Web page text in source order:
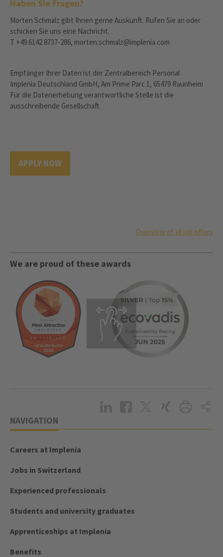
Haben Sie Fragen?
Morten Schmalz gibt Ihnen gerne Auskunft. Rufen Sie an oder
schicken Sie uns eine Nachricht.
T +49 6142 8737-286, morten.schmalz@implenia.com
Empfänger Ihrer Daten ist der Zentralbereich Personal
Implenia Deutschland GmbH, Am Prime Parc 1, 65479 Raunheim
Für die Datenerhebung verantwortliche Stelle ist die
ausschreibende Gesellschaft
APPLY NOW
Overview of all job offers
We are proud of these awards
NAVIGATION
Careers at Implenia
Jobs in Switzerland
Experienced professionals
Students and university graduates
Apprenticeships at Implenia
Benefits